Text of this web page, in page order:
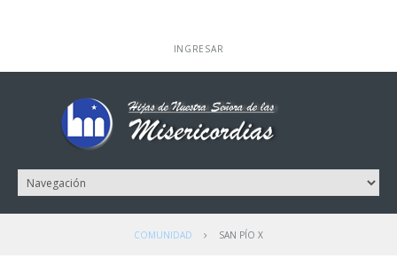
INGRESAR
COMUNIDAD SAN PÍO X